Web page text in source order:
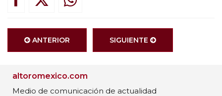
ANTERIOR SIGUIENTE
altoromexico.com
Medio de comunicación de actualidad